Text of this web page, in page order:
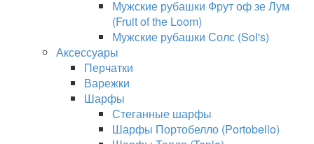
Мужские рубашки Фрут оф зе Лум
(Fruit of the Loom)
Мужские рубашки Солс (Sol's)
Аксессуары
Перчатки
Варежки
Шарфы
Стеганные шарфы
Шарфы Портобелло (Portobello)